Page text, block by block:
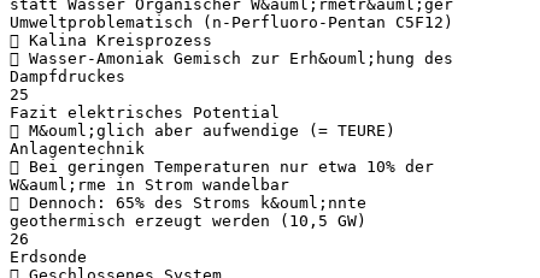
statt Wasser Organischer W&auml;rmetr&auml;ger
Umweltproblematisch (n-Perfluoro-Pentan C5F12)
 Kalina Kreisprozess
 Wasser-Amoniak Gemisch zur Erh&ouml;hung des
Dampfdruckes
25
Fazit elektrisches Potential
 M&ouml;glich aber aufwendige (= TEURE)
Anlagentechnik
 Bei geringen Temperaturen nur etwa 10% der
W&auml;rme in Strom wandelbar
 Dennoch: 65% des Stroms k&ouml;nnte
geothermisch erzeugt werden (10,5 GW)
26
Erdsonde